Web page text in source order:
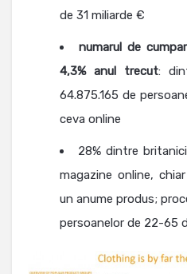
de 31 miliarde €
numarul de
4,3% anul trecut:
64.875.165 de
ceva online
28% dintre
magazine online,
un anume produs;
persoanelor de 22-65